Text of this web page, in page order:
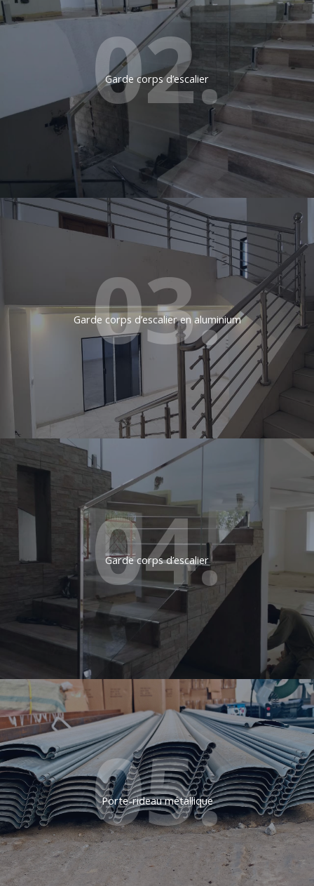
Garde corps d’escalier
02.
Garde corps d’escalier en aluminium
03.
Garde corps d’escalier​
04.
Porte-rideau métallique
05.